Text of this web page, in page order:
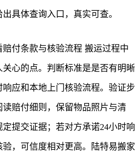
具体查询入口，真实可查。
付条款与核验流程 搬运过程中
心的点。判断标准是是否有明晰
响应和本地上门核验流程。验证步
赔付细则，保留物品照片与清
提交证据；若对方承诺24小时响
，可信度相对更高。陆特易搬家